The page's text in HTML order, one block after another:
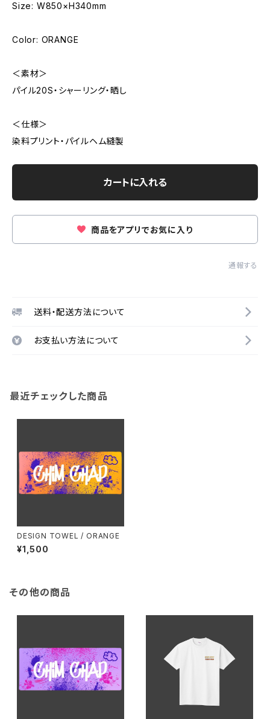
Size: W850×H340mm
Color: ORANGE
＜素材＞
パイル20S・シャーリング・晒し
＜仕様＞
染料プリント・パイルヘム縫製
カートに入れる
商品をアプリでお気に入り
通報する
送料・配送方法について
お支払い方法について
最近チェックした商品
DESIGN TOWEL / ORANGE
¥1,500
その他の商品